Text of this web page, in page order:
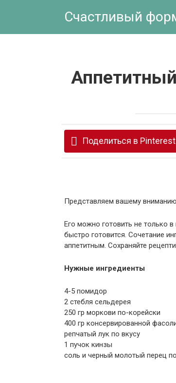
Счастливый
Поделиться в Pinterest
Представляем вашему
Его можно готовить не только
быстро готовится. Сочетание
аппетитным. Сохраняйте
Нужные ингредиенты
4-5 помидор
2 стебля сельдерея
250 гр моркови по-корейски
400 гр консервированной
репчатый лук по вкусу
1 пучок кинзы
соль и черный молотый перец